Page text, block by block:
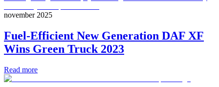
november 2025
Fuel-Efficient New Generation DAF XF
Wins Green Truck 2023
Read more